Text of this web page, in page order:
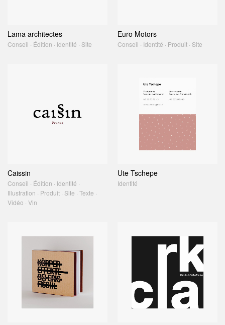
Lama architectes
Conseil · Édition · Identité · Site
Euro Motors
Conseil · Identité · Produit · Site
Caissin
Conseil · Édition · Identité ·
Illustration · Produit · Site · Texte ·
Vidéo · Vin
Ute Tschepe
Identité